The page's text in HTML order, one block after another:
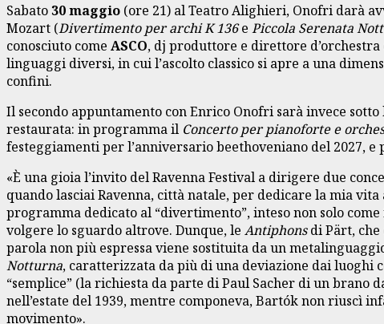
Sabato 30 maggio (ore 21) al Teatro Alighieri, Onofri darà
Mozart (Divertimento per archi K 136e Piccola Serenata
conosciuto come ASCO, dj produttore e direttore
linguaggi diversi, in cui l’ascolto classico si apre a una
confini.
Il secondo appuntamento con Enrico Onofri sarà invece
restaurata: in programma il Concerto per pianoforte e
festeggiamenti per l’anniversario beethoveniano del 2027,
«È una gioia l’invito del Ravenna Festival a dirigere due
quando lasciai Ravenna, città natale, per dedicare la mia
programma dedicato al “divertimento”, inteso non solo
volgere lo sguardo altrove. Dunque, le Antiphonsdi Pärt,
parola non più espressa viene sostituita da un
Notturna, caratterizzata da più di una deviazione dai luoghi
“semplice” (la richiesta da parte di Paul Sacher di un brano
nell’estate del 1939, mentre componeva, Bartók non riuscì
movimento».